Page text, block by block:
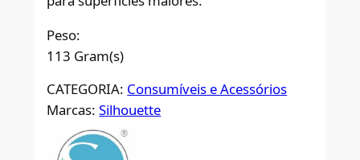
Peso:
113 Gram(s)
CATEGORIA: Consumíveis e Acessórios
Marcas:Silhouette